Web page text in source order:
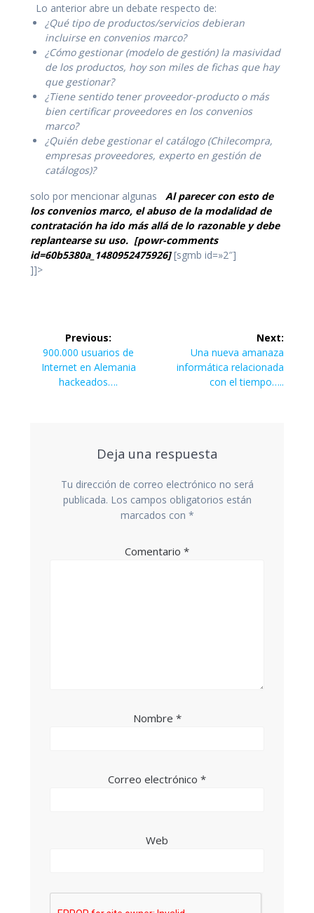
Lo anterior abre un debate respecto de:
¿Qué tipo de productos/servicios debieran
incluirse en convenios marco?
¿Cómo gestionar (modelo de gestión) la masividad
de los productos, hoy son miles de fichas que hay
que gestionar?
¿Tiene sentido tener proveedor-producto o más
bien certificar proveedores en los convenios
marco?
¿Quién debe gestionar el catálogo (Chilecompra,
empresas proveedores, experto en gestión de
catálogos)?
solo por mencionar algunas Al parecer con esto de
los convenios marco, el abuso de la modalidad de
contratación ha ido más allá de lo razonable y debe
replantearse su uso. [powr-comments
id=60b5380a_1480952475926][sgmb id=»2″]
]]>
Navegación
entradas
Previous:
Previous
post:
900.000 usuarios de
Internet en Alemania
hackeados….
Next:
Next
post:
Una nueva amanaza
informática relacionada
con el tiempo…..
Deja una respuesta
Tu dirección de correo electrónico no será
publicada. Los campos obligatorios están
marcados con *
Comentario *
Nombre *
Correo electrónico *
Web